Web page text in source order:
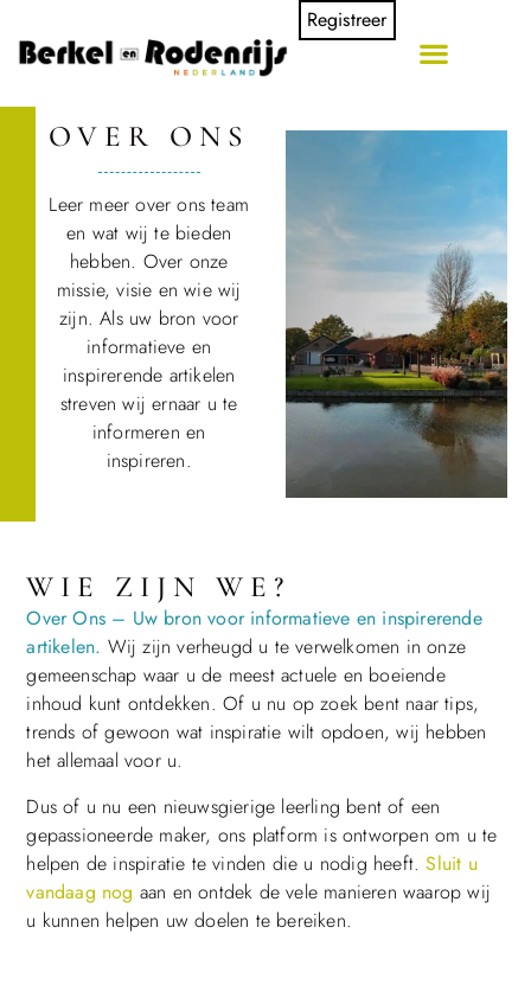
Registreer
OVER ONS
Leer meer over ons team
en wat wij te bieden
hebben. Over onze
missie, visie en wie wij
zijn. Als uw bron voor
informatieve en
inspirerende artikelen
streven wij ernaar u te
informeren en
inspireren.
WIE ZIJN WE?
Over Ons – Uw bron voor informatieve en inspirerende
artikelen. Wij zijn verheugd u te verwelkomen in onze
gemeenschap waar u de meest actuele en boeiende
inhoud kunt ontdekken. Of u nu op zoek bent naar tips,
trends of gewoon wat inspiratie wilt opdoen, wij hebben
het allemaal voor u.
Dus of u nu een nieuwsgierige leerling bent of een
gepassioneerde maker, ons platform is ontworpen om u te
helpen de inspiratie te vinden die u nodig heeft.Sluit u
vandaag nog aan en ontdek de vele manieren waarop wij
u kunnen helpen uw doelen te bereiken.